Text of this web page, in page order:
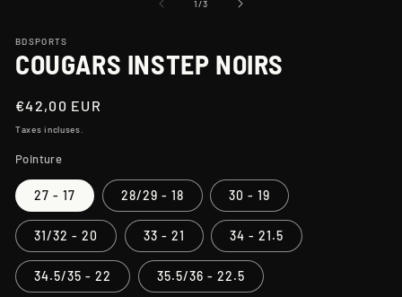
une
fenêtre
modale
1/de
3
BDSPORTS
COUGARS INSTEP NOIRS
Prix
habituel
€42,00 EUR
Taxes incluses.
Pointure
27 - 17 28/29 - 18 30 - 19
31/32 - 20 33 - 21 34 - 21.5
34.5/35 - 22 35.5/36 - 22.5